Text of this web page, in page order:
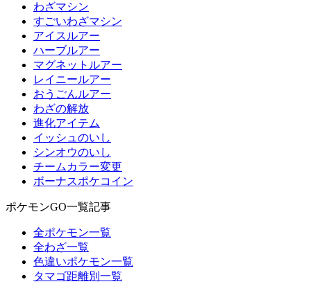
わざマシン
すごいわざマシン
アイスルアー
ハーブルアー
マグネットルアー
レイニールアー
おうごんルアー
わざの解放
進化アイテム
イッシュのいし
シンオウのいし
チームカラー変更
ボーナスポケコイン
ポケモンGO一覧記事
全ポケモン一覧
全わざ一覧
色違いポケモン一覧
タマゴ距離別一覧